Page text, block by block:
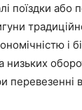
поїздки або
і
перевезенні